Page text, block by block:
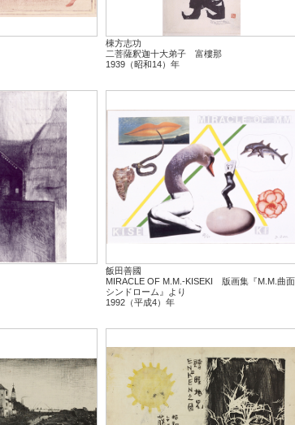
棟方志功
二菩薩釈迦十大弟子 富樓那
1939（昭和14）年
飯田善國
MIRACLE OF M.M.-KISEKI 版画集『M.M.曲面
シンドローム』より
1992（平成4）年